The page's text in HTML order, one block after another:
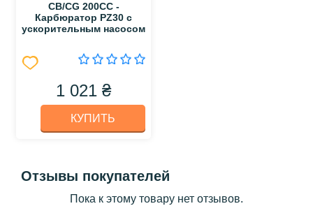
CB/CG 200CC -
Карбюратор PZ30 с
ускорительным насосом
1 021 ₴
КУПИТЬ
Отзывы покупателей
Пока к этому товару нет отзывов.